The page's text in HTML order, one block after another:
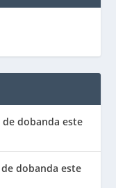
dobanda este
dobanda este